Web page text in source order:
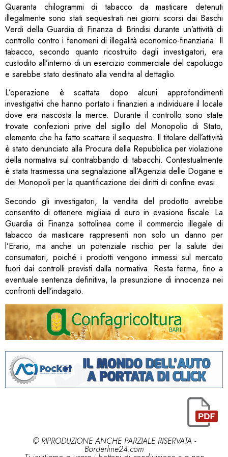
Quaranta chilogrammi di tabacco da masticare detenuti
illegalmente sono stati sequestrati nei giorni scorsi dai Baschi
Verdi della Guardia di Finanza di Brindisi durante un’attività di
controllo contro i fenomeni di illegalità economico-finanziaria. Il
tabacco, secondo quanto ricostruito dagli investigatori, era
custodito all’interno di un esercizio commerciale del capoluogo
e sarebbe stato destinato alla vendita al dettaglio.
L’operazione è scattata dopo alcuni approfondimenti
investigativi che hanno portato i finanzieri a individuare il locale
dove era nascosta la merce. Durante il controllo sono state
trovate confezioni prive del sigillo del Monopolio di Stato,
elemento che ha fatto scattare il sequestro. Il titolare dell’attività
è stato denunciato alla Procura della Repubblica per violazione
della normativa sul contrabbando di tabacchi. Contestualmente
è stata trasmessa una segnalazione all’Agenzia delle Dogane e
dei Monopoli per la quantificazione dei diritti di confine evasi.
Secondo gli investigatori, la vendita del prodotto avrebbe
consentito di ottenere migliaia di euro in evasione fiscale. La
Guardia di Finanza sottolinea come il commercio illegale di
tabacco da masticare rappresenti non solo un danno per
l’Erario, ma anche un potenziale rischio per la salute dei
consumatori, poiché i prodotti vengono immessi sul mercato
fuori dai controlli previsti dalla normativa. Resta ferma, fino a
eventuale sentenza definitiva, la presunzione di innocenza nei
confronti dell’indagato.
© RIPRODUZIONE ANCHE PARZIALE RISERVATA -
Borderline24.com